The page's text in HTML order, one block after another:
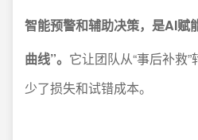
智能预警和辅助决策，是AI赋
曲线”。 它让团队从“事后补救
少了损失和试错成本。